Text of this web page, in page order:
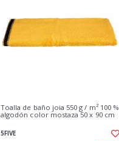
Toalla de baño joia 550 g / m² 100 %
algodón color mostaza 50 x 90 cm
5FIVE